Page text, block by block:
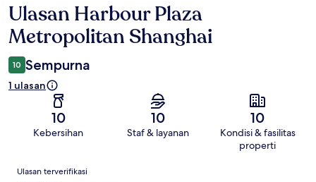
Ulasan
Ulasan Harbour Plaza
Metropolitan Shanghai
10 Sempurna
1 ulasan
10
Kebersihan
10
Staf & layanan
10
Kondisi & fasilitas
properti
Ulasan
Ulasan terverifikasi